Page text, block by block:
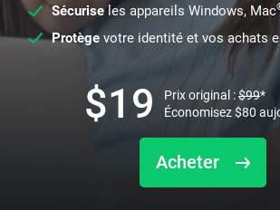
Sécuriseles appareils Windows, Mac
Protège votre identité et vos achats
Acheter
$19 Prix original :$99*
Économisez$80